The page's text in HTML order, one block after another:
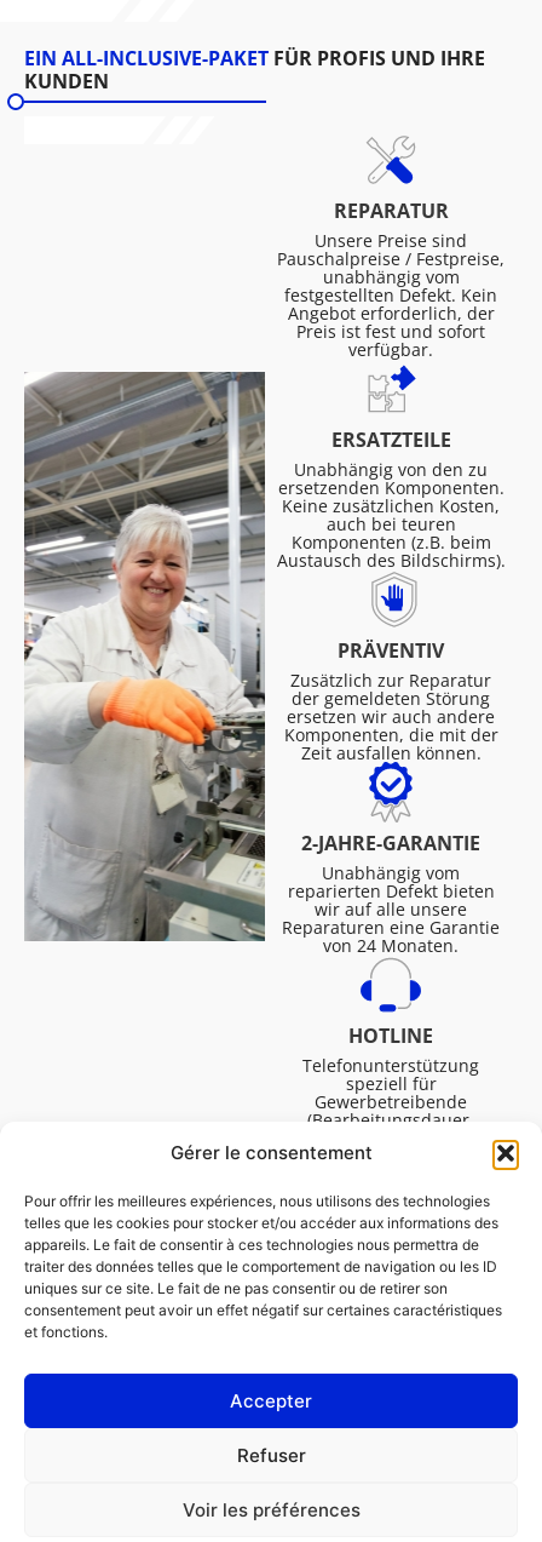
Gérer le consentement
Pour offrir les meilleures expériences, nous utilisons des technologies
telles que les cookies pour stocker et/ou accéder aux informations des
appareils. Le fait de consentir à ces technologies nous permettra de
traiter des données telles que le comportement de navigation ou les ID
uniques sur ce site. Le fait de ne pas consentir ou de retirer son
consentement peut avoir un effet négatif sur certaines caractéristiques
et fonctions.
Accepter
Refuser
Voir les préférences
EIN ALL-INCLUSIVE-PAKET FÜR PROFIS UND IHRE
KUNDEN
REPARATUR
Unsere Preise sind
Pauschalpreise / Festpreise,
unabhängig vom
festgestellten Defekt. Kein
Angebot erforderlich, der
Preis ist fest und sofort
verfügbar.
ERSATZTEILE
Unabhängig von den zu
ersetzenden Komponenten.
Keine zusätzlichen Kosten,
auch bei teuren
Komponenten (z.B. beim
Austausch des Bildschirms).
PRÄVENTIV
Zusätzlich zur Reparatur
der gemeldeten Störung
ersetzen wir auch andere
Komponenten, die mit der
Zeit ausfallen können.
2-JAHRE-GARANTIE
Unabhängig vom
reparierten Defekt bieten
wir auf alle unsere
Reparaturen eine Garantie
von 24 Monaten.
HOTLINE
Telefonunterstützung
speziell für
Gewerbetreibende
(Bearbeitungsdauer,
technische Assistenz usw.).
Montag bis Freitag von